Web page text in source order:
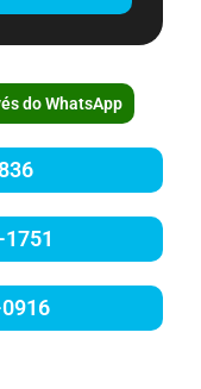
do WhatsApp